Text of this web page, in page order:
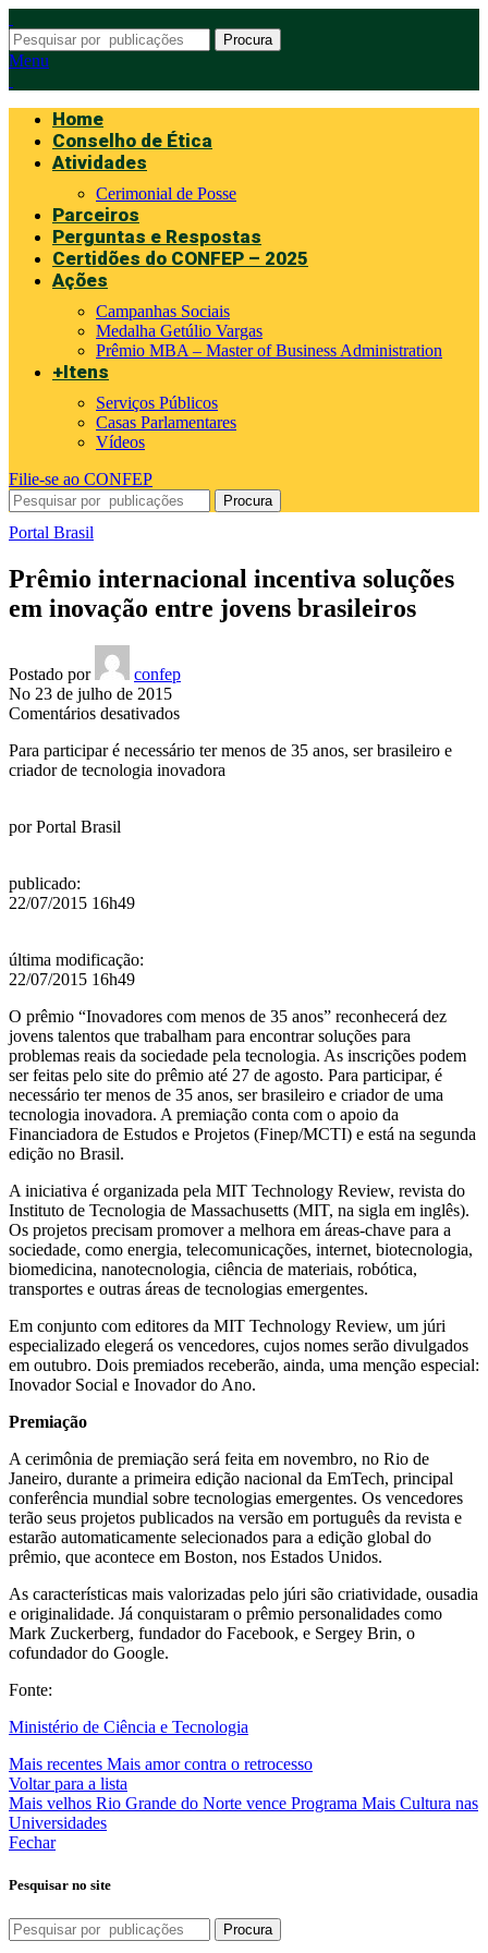
Procura
Menu
Home
Conselho de Ética
Atividades
Cerimonial de Posse
Parceiros
Perguntas e Respostas
Certidões do CONFEP – 2025
Ações
Campanhas Sociais
Medalha Getúlio Vargas
Prêmio MBA – Master of Business Administration
+Itens
Serviços Públicos
Casas Parlamentares
Vídeos
Filie-se ao CONFEP
Procura
Portal Brasil
Prêmio internacional incentiva soluções
em inovação entre jovens brasileiros
Postado por
confep
No 23 de julho de 2015
Comentários desativadosem
internacional
incentiva
Para participar é necessário ter menos de 35 anos, ser brasileiro e
criador de tecnologia inovadora
porPortal Brasil
publicado:
22/07/2015 16h49
última modificação:
22/07/2015 16h49
O prêmio “Inovadores com menos de 35 anos” reconhecerá dez
jovens talentos que trabalham para encontrar soluções para
problemas reais da sociedade pela tecnologia. As inscrições podem
ser feitas pelo site do prêmio até 27 de agosto. Para participar, é
necessário ter menos de 35 anos, ser brasileiro e criador de uma
tecnologia inovadora. A premiação conta com o apoio da
Financiadora de Estudos e Projetos (Finep/MCTI) e está na segunda
edição no Brasil.
A iniciativa é organizada pela MIT Technology Review, revista do
Instituto de Tecnologia de Massachusetts (MIT, na sigla em inglês).
Os projetos precisam promover a melhora em áreas-chave para a
sociedade, como energia, telecomunicações, internet, biotecnologia,
biomedicina, nanotecnologia, ciência de materiais, robótica,
transportes e outras áreas de tecnologias emergentes.
Em conjunto com editores da MIT Technology Review, um júri
especializado elegerá os vencedores, cujos nomes serão divulgados
em outubro. Dois premiados receberão, ainda, uma menção especial:
Inovador Social e Inovador do Ano.
Premiação
A cerimônia de premiação será feita em novembro, no Rio de
Janeiro, durante a primeira edição nacional da EmTech, principal
conferência mundial sobre tecnologias emergentes. Os vencedores
terão seus projetos publicados na versão em português da revista e
estarão automaticamente selecionados para a edição global do
prêmio, que acontece em Boston, nos Estados Unidos.
As características mais valorizadas pelo júri são criatividade, ousadia
e originalidade. Já conquistaram o prêmio personalidades como
Mark Zuckerberg, fundador do Facebook, e Sergey Brin, o
cofundador do Google.
Fonte:
Ministério de Ciência e Tecnologia
Mais recentes Mais amor contra o retrocesso
Voltar para a lista
Mais velhos Rio Grande do Norte vence Programa Mais Cultura nas
Universidades
Fechar
Pesquisar no site
Procura